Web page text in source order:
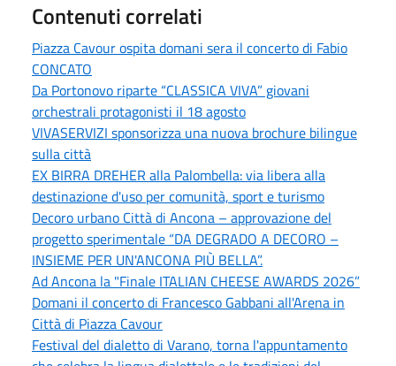
Contenuti correlati
Piazza Cavour ospita domani sera il concerto di Fabio
CONCATO
Da Portonovo riparte “CLASSICA VIVA” giovani
orchestrali protagonisti il 18 agosto
VIVASERVIZI sponsorizza una nuova brochure bilingue
sulla città
EX BIRRA DREHER alla Palombella: via libera alla
destinazione d'uso per comunità, sport e turismo
Decoro urbano Città di Ancona – approvazione del
progetto sperimentale “DA DEGRADO A DECORO –
INSIEME PER UN'ANCONA PIÙ BELLA”.
Ad Ancona la "Finale ITALIAN CHEESE AWARDS 2026”
Domani il concerto di Francesco Gabbani all'Arena in
Città di Piazza Cavour
Festival del dialetto di Varano, torna l'appuntamento